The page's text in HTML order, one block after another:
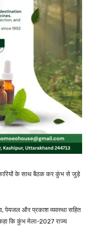
के साथ बैठक कर कुंभ से जुड़े
पेयजल और प्रकाश व्यवस्था सहित
कहा कि कुंभ मेला-2027 राज्य